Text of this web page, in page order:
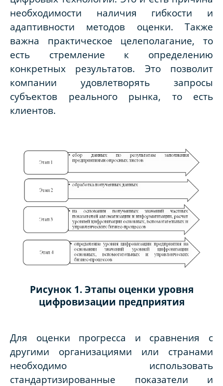
необходимости наличия гибкости и
адаптивности методов оценки. Также
важна практическое целеполагание, то
есть стремление к определению
конкретных результатов. Это позволит
компании удовлетворять запросы
субъектов реального рынка, то есть
клиентов.
Рисунок 1. Этапы оценки уровня
цифровизации предприятия
Для оценки прогресса и сравнения с
другими организациями или странами
необходимо использовать
стандартизированные показатели и